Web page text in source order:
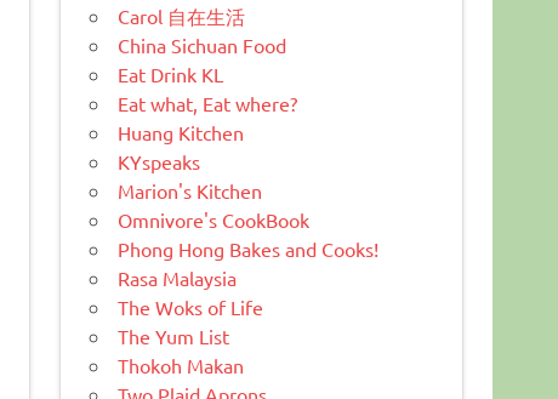
Carol 自在生活
China Sichuan Food
Eat Drink KL
Eat what, Eat where?
Huang Kitchen
KYspeaks
Marion's Kitchen
Omnivore's CookBook
Phong Hong Bakes and Cooks!
Rasa Malaysia
The Woks of Life
The Yum List
Thokoh Makan
Two Plaid Aprons